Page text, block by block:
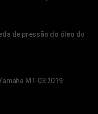
de pressão do óleo do
MT-03 2019